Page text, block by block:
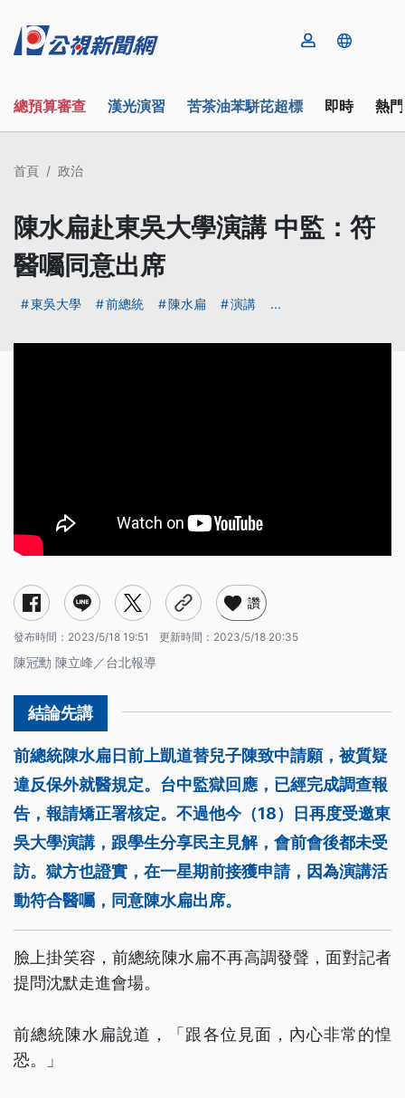
總預算審查 漢光演習 苦茶油苯駢芘超標 即時 熱
首頁 政治
陳水扁赴東吳大學演講 中監：符
醫囑同意出席
東吳大學 前總統 陳水扁 演講 ...
讚
發布時間： 2023/5/18 19:51 更新時間： 2023/5/18 20:35
陳冠勳 陳立峰／台北報導
前總統陳水扁日前上凱道替兒子陳致中請願，被質疑
違反保外就醫規定。台中監獄回應，已經完成調查報
告，報請矯正署核定。不過他今（18）日再度受邀東
吳大學演講，跟學生分享民主見解，會前會後都未受
訪。獄方也證實，在一星期前接獲申請，因為演講活
動符合醫囑，同意陳水扁出席。
臉上掛笑容，前總統陳水扁不再高調發聲，面對記者
提問沈默走進會場。
前總統陳水扁說道，「跟各位見面，內心非常的惶
恐。」